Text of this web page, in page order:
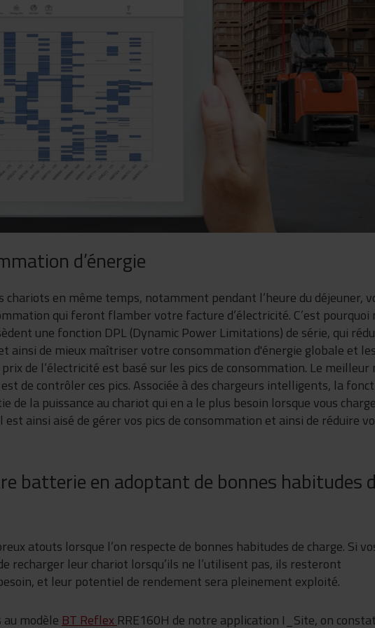
d’énergie
chariots en même temps, notamment pendant l’heure du déjeuner,
qui feront flamber votre facture d’électricité. C’est pourquoi
une fonction DPL (Dynamic Power Limitations) de série, qui
ainsi de mieux maîtriser votre consommation d'énergie globale et
de l’électricité est basé sur les pics de consommation. Le meilleur
de contrôler ces pics. Associée à des chargeurs intelligents, la
de la puissance au chariot qui en a le plus besoin lorsque vous
ainsi aisé de gérer vos pics de consommation et ainsi de réduire
batterie en adoptant de bonnes habitudes
atouts lorsque l’on respecte de bonnes habitudes de charge. Si
recharger leur chariot lorsqu’ils ne l’utilisent pas, ils resteront
et leur potentiel de rendement sera pleinement exploité.
modèle BT Reflex RRE160H de notre application I_Site, on